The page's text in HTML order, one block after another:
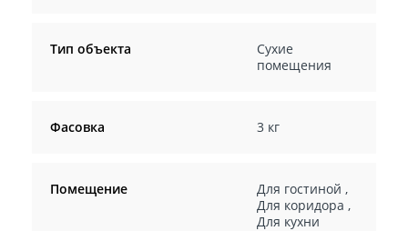
Тип объекта
Сухие
помещения
Фасовка 3 кг
Помещение Для гостиной ,
Для коридора ,
Для кухни